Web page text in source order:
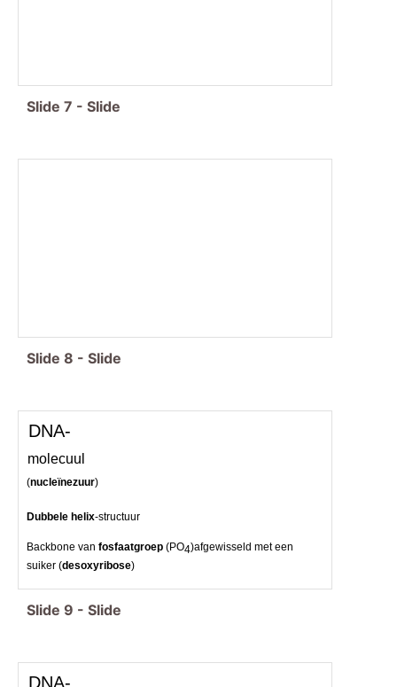
Slide 7 - Slide
Slide 8 - Slide
Dubbele helix-structuur
Backbone vanfosfaatgroep(PO4)afgewisseld met een
suiker (desoxyribose)
DNA-
molecuul
(nucleïnezuur)
Slide 9 - Slide
DNA-